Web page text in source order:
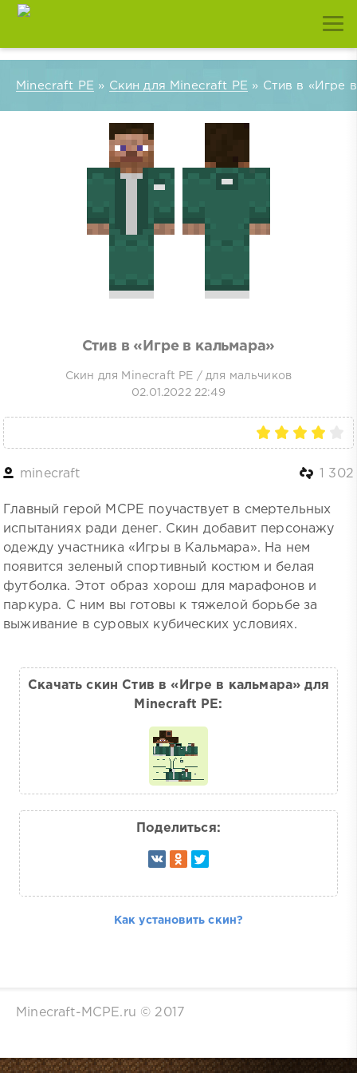
Minecraft PE » Скин для Minecraft PE » Стив в «Игре
Стив в «Игре в кальмара»
Скин для Minecraft PE / для мальчиков
02.01.2022 22:49
minecraft 1 302
Главный герой MCPE поучаствует в смертельных
испытаниях ради денег. Скин добавит персонажу
одежду участника «Игры в Кальмара». На нем
появится зеленый спортивный костюм и белая
футболка. Этот образ хорош для марафонов и
паркура. С ним вы готовы к тяжелой борьбе за
выживание в суровых кубических условиях.
Скачать скин Стив в «Игре в кальмара» для
Minecraft PE:
Поделиться:
Как установить скин?
Minecraft-MCPE.ru © 2017